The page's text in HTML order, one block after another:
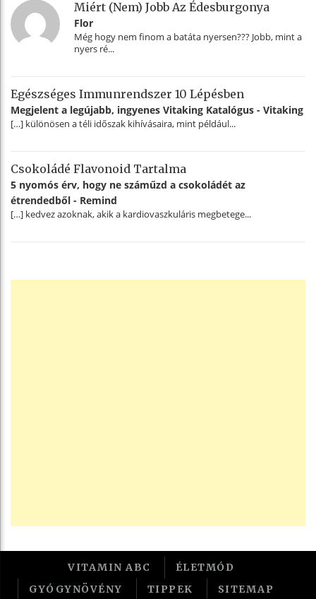
Miért (nem) Jobb Az Édesburgonya
Flor
Még hogy nem finom a batáta nyersen??? Jobb, mint a
nyers ré...
Egészséges Immunrendszer 10 Lépésben
Megjelent a legújabb, ingyenes Vitaking Katalógus - Vitaking
[…] különösen a téli időszak kihívásaira, mint például...
Csokoládé Flavonoid Tartalma
5 nyomós érv, hogy ne száműzd a csokoládét az
étrendedből - Remind
[…] kedvez azoknak, akik a kardiovaszkuláris megbetege...
VITAMIN ABC
ÉLETMÓD
GYÓGYNÖVÉNY
TIPPEK SITEMAP